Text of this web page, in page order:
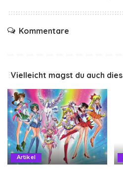
Kommentare
Vielleicht magst du auch dies
Artikel